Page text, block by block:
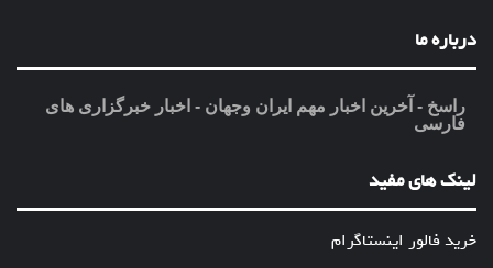
درباره ما
راسخ - آخرین اخبار مهم ایران وجهان - اخبار خبرگزاری های
فارسی
لینک های مفید
خرید فالور اینستاگرام